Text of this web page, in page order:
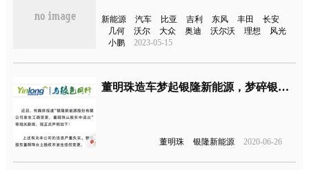
新能源 汽车 比亚 吉利 东风 丰田
长安
几何
沃尔 大众 奥迪 沃尔沃 理想
风光
小鹏
2023-05-15
董明珠造车梦起银隆新能源，梦碎银隆新能源？
董明珠 银隆新能源 2020-06-26